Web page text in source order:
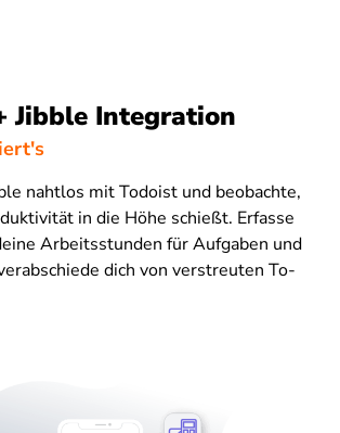
Jibble Integration
nahtlos mit Todoist und beobachte,
in die Höhe schießt. Erfasse
Arbeitsstunden für Aufgaben und
dich von verstreuten To-